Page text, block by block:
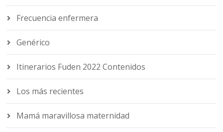
Frecuencia enfermera
Genérico
Itinerarios Fuden 2022 Contenidos
Los más recientes
Mamá maravillosa maternidad